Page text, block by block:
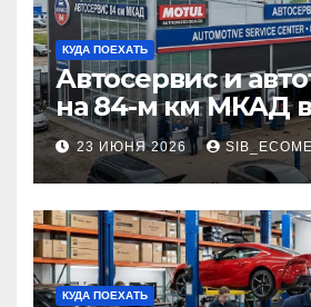
КУДА ПОЕХАТЬ
Автосервис и
на 84-м км МКАД
описание услуг
работы
23 ИЮНЯ 2026
КУДА ПОЕХАТЬ